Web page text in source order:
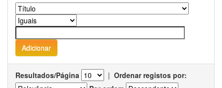
Resultados/Página | Ordenar registos por: